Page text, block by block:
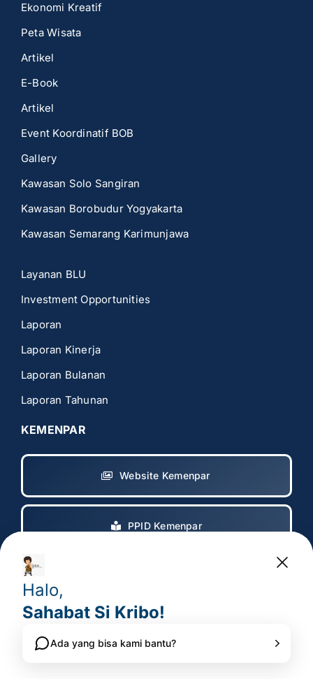
Ekonomi Kreatif
Peta Wisata
Artikel
E-Book
Artikel
Event Koordinatif BOB
Gallery
Kawasan Solo Sangiran
Kawasan Borobudur Yogyakarta
Kawasan Semarang Karimunjawa
Layanan BLU
Investment Opportunities
Laporan
Laporan Kinerja
Laporan Bulanan
Laporan Tahunan
KEMENPAR
Website Kemenpar
PPID Kemenpar
Copyright 2017 – 2025 © All rights reserved. • Badan
Pelaksana Otorita Borobudur